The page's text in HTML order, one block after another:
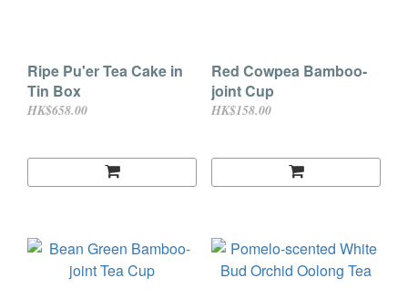
Ripe Pu'er Tea Cake in
Tin Box
HK$658.00
Red Cowpea Bamboo-
joint Cup
HK$158.00